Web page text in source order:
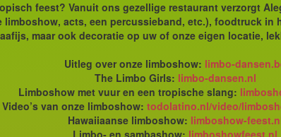
feest? Vanuit ons gezellige restaurant verzorgt
acts, een percussieband, etc.), foodtruck
maar ook decoratie op uw of onze eigen locatie,
Uitleg over onze limboshow: limbo-
The Limbo Girls: limbo-dansen.nl
Limboshow met vuur en een tropische slang:
Video’s van onze limboshow: todolatino.nl/video/
Hawaiiaanse limboshow: limboshow-
Limbo- en sambashow: limboshowfeest.nl